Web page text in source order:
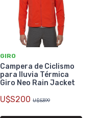
GIRO
Campera de Ciclismo
para lluvia Térmica
Giro Neo Rain Jacket
U$S200 U$S399